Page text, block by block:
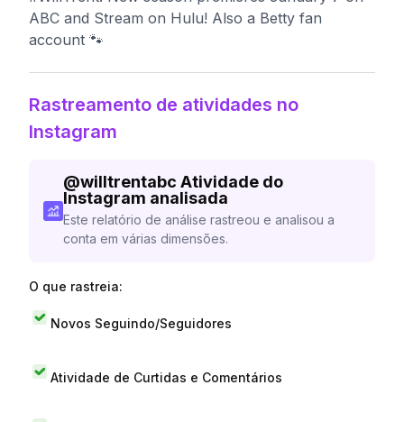
ABC and Stream on Hulu! Also a Betty fan
account 🐾
Rastreamento de atividades no
Instagram
@willtrentabc Atividade do
Instagram analisada
Este relatório de análise rastreou e analisou a
conta em várias dimensões.
O que rastreia:
Novos Seguindo/Seguidores
Atividade de Curtidas e Comentários